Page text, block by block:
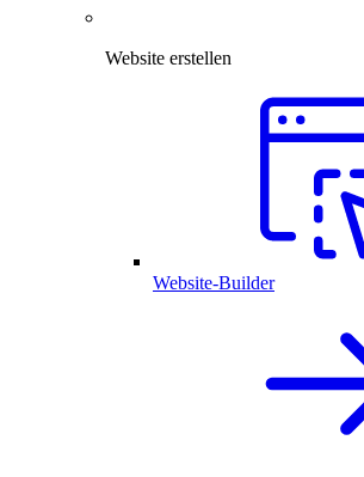
Website erstellen
Website-Builder